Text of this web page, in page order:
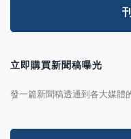
立即購買新聞稿曝光
發一篇新聞稿透通到各大媒體